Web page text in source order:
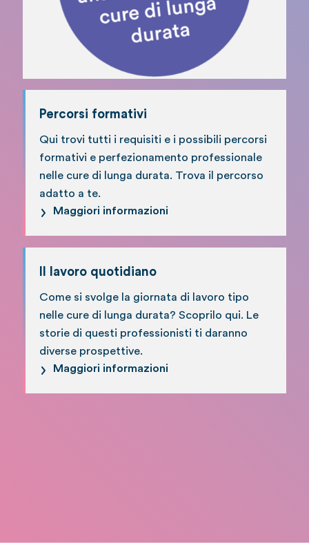
Percorsi formativi
Qui trovi tutti i requisiti e i possibili percorsi
formativi e perfezionamento professionale
nelle cure di lunga durata. Trova il percorso
adatto a te.
Maggiori informazioni
Il lavoro quotidiano
Come si svolge la giornata di lavoro tipo
nelle cure di lunga durata? Scoprilo qui. Le
storie di questi professionisti ti daranno
diverse prospettive.
Maggiori informazioni